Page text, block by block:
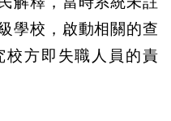
學校，啟動相關的查
方即失職人員的責